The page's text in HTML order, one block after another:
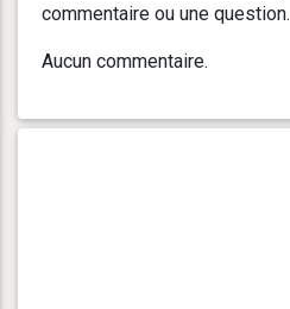
commentaire ou une question.
Aucun commentaire.